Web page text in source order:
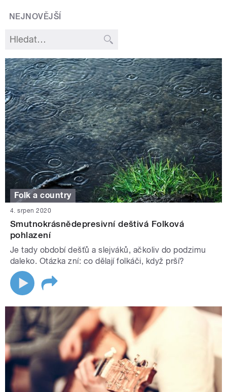
NEJNOVĚJŠÍ
Folk a country
4. srpen 2020
Smutnokrásnědepresivní deštivá Folková
pohlazení
Je tady období dešťů a slejváků, ačkoliv do podzimu
daleko. Otázka zní: co dělají folkáči, když prší?